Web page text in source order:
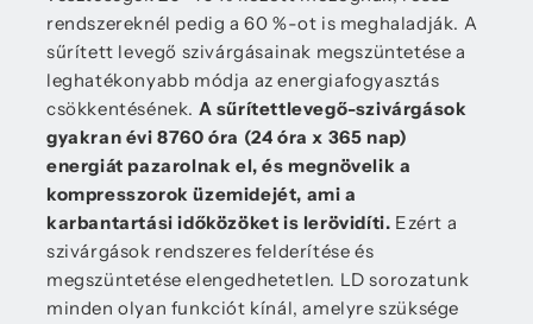
rendszereknél pedig a 60 %-ot is meghaladják. A
sűrített levegő szivárgásainak megszüntetése a
leghatékonyabb módja az energiafogyasztás
csökkentésének. A sűrítettlevegő-szivárgások
gyakran évi 8760 óra (24 óra x 365 nap)
energiát pazarolnak el, és megnövelik a
kompresszorok üzemidejét, ami a
karbantartási időközöket is lerövidíti. Ezért a
szivárgások rendszeres felderítése és
megszüntetése elengedhetetlen. LD sorozatunk
minden olyan funkciót kínál, amelyre szüksége